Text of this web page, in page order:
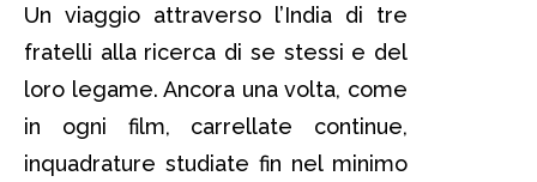
Un viaggio attraverso l’India di tre
fratelli alla ricerca di se stessi e del
loro legame. Ancora una volta, come
in ogni film, carrellate continue,
inquadrature studiate fin nel minimo